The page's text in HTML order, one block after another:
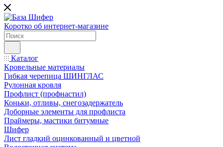
Коротко об интернет-магазине
Каталог
Кровельные материалы
Гибкая черепица ШИНГЛАС
Рулонная кровля
Профлист (профнастил)
Коньки, отливы, снегозадержатель
Доборные элементы для профлиста
Праймеры, мастики битумные
Шифер
Лист гладкий оцинкованный и цветной